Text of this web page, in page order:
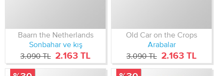
Baarn the Netherlands
Sonbahar ve kış
3.090 TL 2.163 TL
Old Car on the Crops
Arabalar
3.090 TL 2.163 TL